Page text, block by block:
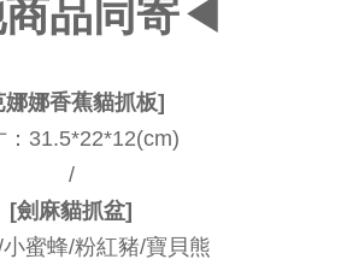
品同寄◀
娜娜香蕉貓抓板]
：31.5*22*12(cm)
/
[劍麻貓抓盆]
蜜蜂/粉紅豬/寶貝熊